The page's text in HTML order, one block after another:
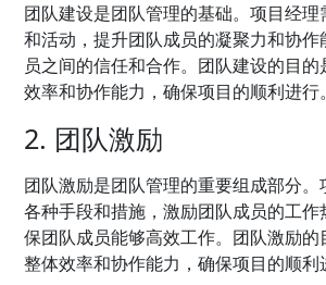
团队建设是团队管理的基础。项目经
和活动，提升团队成员的凝聚力和协
员之间的信任和合作。团队建设的目
效率和协作能力，确保项目的顺利进行。
2. 团队激励
团队激励是团队管理的重要组成部分
各种手段和措施，激励团队成员的工
保团队成员能够高效工作。团队激励
整体效率和协作能力，确保项目的顺利